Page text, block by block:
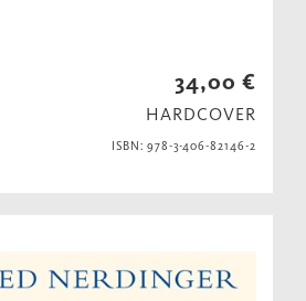
34,00 €
HARDCOVER
ISBN: 978-3-406-82146-2